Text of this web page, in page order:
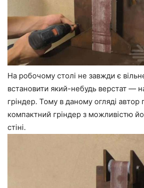
На робочому столі не завжди є
встановити який-небудь верстат —
гріндер. Тому в даному огляді автор
компактний гріндер з можливістю
стіні.